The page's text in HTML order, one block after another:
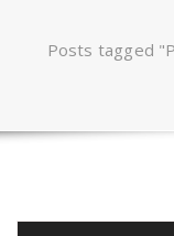
Posts tagged